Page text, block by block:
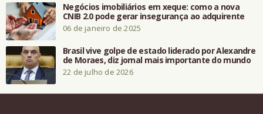
Negócios imobiliários em xeque: como a nova
CNIB 2.0 pode gerar insegurança ao adquirente
06 de janeiro de 2025
Brasil vive golpe de estado liderado por Alexandre
de Moraes, diz jornal mais importante do mundo
22 de julho de 2026